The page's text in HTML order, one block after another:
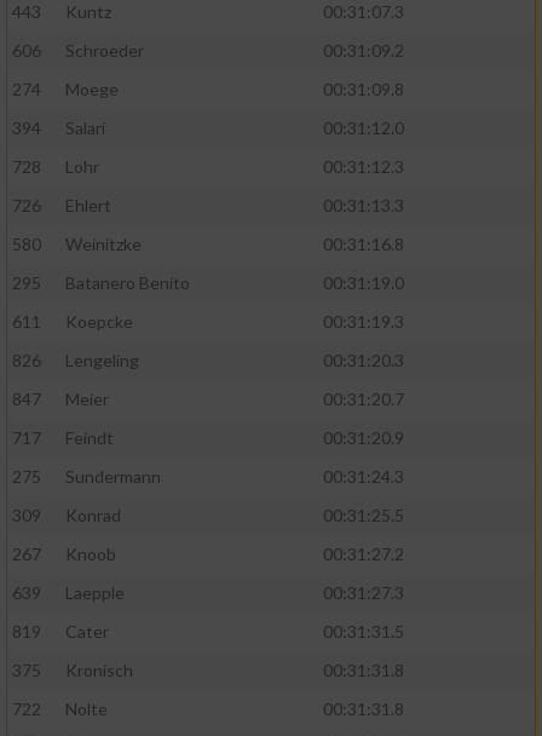
443
Kuntz
00:31:07.3
606
Schroeder
00:31:09.2
274
Moege
00:31:09.8
394
Salari
00:31:12.0
728
Lohr
00:31:12.3
726
Ehlert
00:31:13.3
580
Weinitzke
00:31:16.8
295
Batanero Benito
00:31:19.0
611
Koepcke
00:31:19.3
826
Lengeling
00:31:20.3
847
Meier
00:31:20.7
717
Feindt
00:31:20.9
275
Sundermann
00:31:24.3
309
Konrad
00:31:25.5
267
Knoob
00:31:27.2
639
Laepple
00:31:27.3
819
Cater
00:31:31.5
375
Kronisch
00:31:31.8
722
Nolte
00:31:31.8